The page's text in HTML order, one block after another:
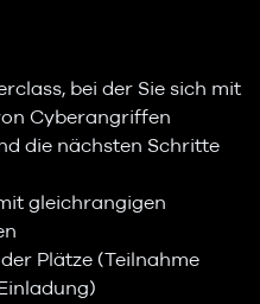
bei der Sie sich mit
Cyberangriffen
die nächsten Schritte
gleichrangigen
Plätze (Teilnahme